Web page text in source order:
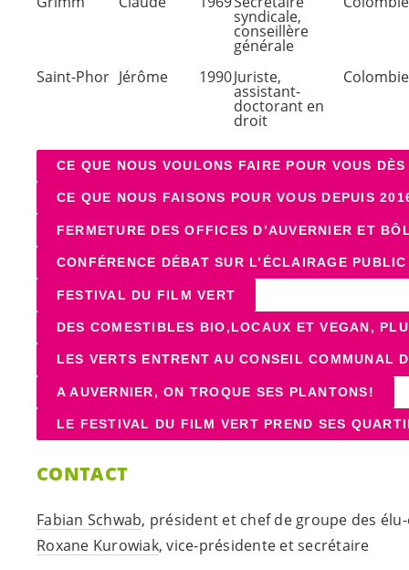
syndicale,
conseillère
générale
Saint-Phor Jérôme 1990Juriste,
assistant-
doctorant en
droit
CE QUE NOUS VOULONS FAIRE POUR VOUS
CE QUE NOUS FAISONS POUR VOUS DEPUIS
FERMETURE DES OFFICES D’AUVERNIER ET
CONFÉRENCE DÉBAT SUR L’ÉCLAIRAGE PUBLIC
FESTIVAL DU FILM VERT
DES COMESTIBLES BIO,LOCAUX ET VEGAN,
LES VERTS ENTRENT AU CONSEIL COMMUNAL
A AUVERNIER, ON TROQUE SES PLANTONS!
LE FESTIVAL DU FILM VERT PREND SES
CONTACT
Fabian Schwab, président et chef de groupe des
Roxane Kurowiak, vice-présidente et secrétaire